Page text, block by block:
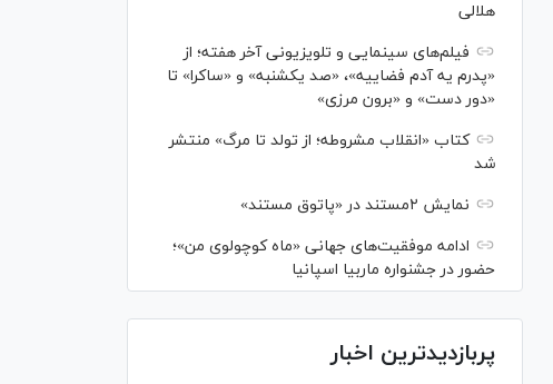
هلالی
فیلم‌های سینمایی و تلویزیونی آخر هفته؛ از
«پدرم یه آدم فضاییه»، «صد یکشنبه» و «ساکرا» تا
«دور دست» و «برون مرزی»
کتاب «انقلاب مشروطه؛ از تولد تا مرگ» منتشر
شد
نمایش ۲مستند در «پاتوق مستند»
ادامه موفقیت‌های جهانی «ماه کوچولوی من»؛
حضور در جشنواره ماربیا اسپانیا
پربازدیدترین اخبار